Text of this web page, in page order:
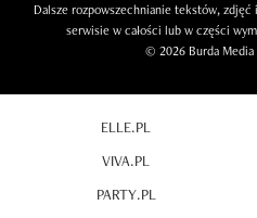
Dalsze rozpowszechnianie tekstów,
serwisie w całości lub w części
© 2026 Burda Media
ELLE.PL
VIVA.PL
PARTY.PL